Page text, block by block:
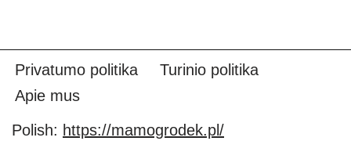
Privatumo politika
Turinio politika
Apie mus
Polish: https://mamogrodek.pl/